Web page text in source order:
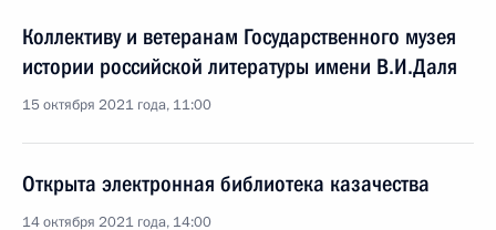
Коллективу и ветеранам Государственного музея
истории российской литературы имени В.И.Даля
15 октября 2021 года, 11:00
Открыта электронная библиотека казачества
14 октября 2021 года, 14:00